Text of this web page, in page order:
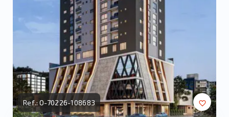
Ref.:O-70226-108683